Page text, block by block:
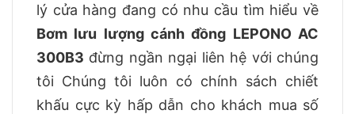
lý cửa hàng đang có nhu cầu tìm hiểu về
Bơm lưu lượng cánh đồng LEPONO AC
300B3 đừng ngần ngại liên hệ với chúng
tôi Chúng tôi luôn có chính sách chiết
khấu cực kỳ hấp dẫn cho khách mua số